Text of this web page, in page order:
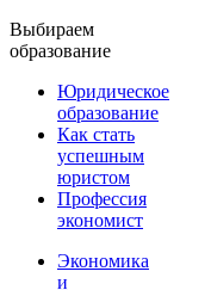
Выбираем
образование
Юридическое
образование
Как стать
успешным
юристом
Профессия
экономист
Экономика
и